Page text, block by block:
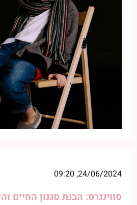
24/06/2024, 09:20
סווינגרס: הבנת סגנון החיים